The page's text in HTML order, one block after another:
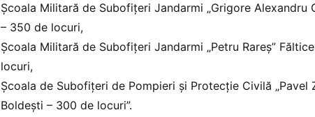
Școala Militară de Subofițeri Jandarmi „Grigore Alexandru
– 350 de locuri,
Școala Militară de Subofițeri Jandarmi „Petru Rareș”
locuri,
Școala de Subofițeri de Pompieri și Protecție Civilă „Pavel
Boldești – 300 de locuri”.